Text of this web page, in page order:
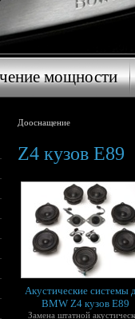
мощности
мощности
Дооснащение
Z4 кузов E89
Акустические системы
BMW Z4 кузов E89
Замена штатной